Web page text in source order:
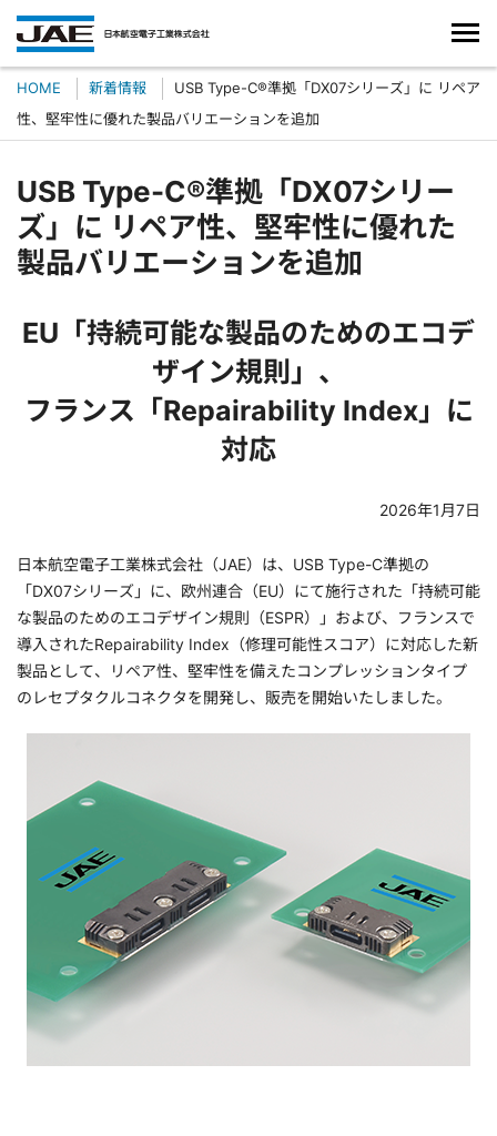
HOME 新着情報
USB Type-C®準拠「DX07シリーズ」に リペア
性、堅牢性に優れた製品バリエーションを追加
USB Type-C®準拠「DX07シリー
ズ」に リペア性、堅牢性に優れた
製品バリエーションを追加
EU「持続可能な製品のためのエコデ
ザイン規則」、
フランス「Repairability Index」に
対応
2026年1月7日
日本航空電子工業株式会社（JAE）は、USB Type-C準拠の
「DX07シリーズ」に、欧州連合（EU）にて施行された「持続可能
な製品のためのエコデザイン規則（ESPR）」および、フランスで
導入されたRepairability Index（修理可能性スコア）に対応した新
製品として、リペア性、堅牢性を備えたコンプレッションタイプ
のレセプタクルコネクタを開発し、販売を開始いたしました。